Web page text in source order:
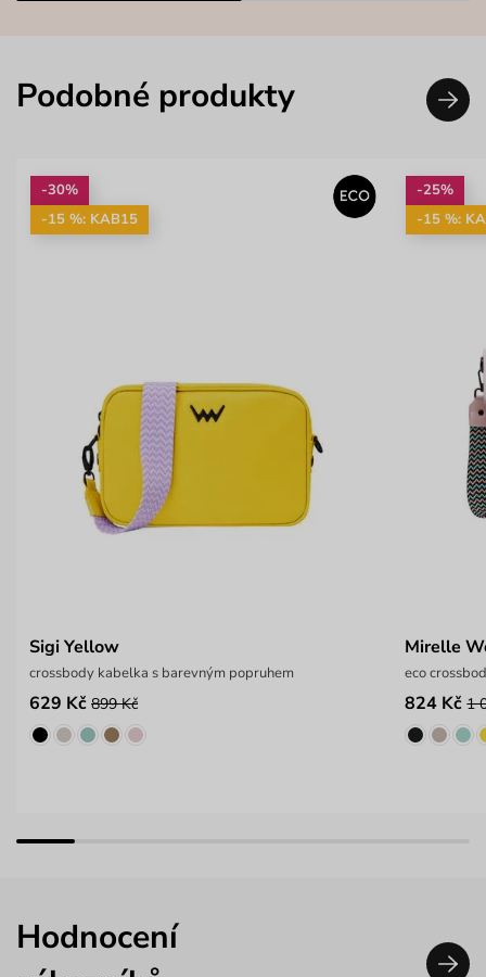
Podobné produkty
-30%
-15 %: KAB15
Sigi Yellow
crossbody kabelka s barevným popruhem
629 Kč 899 Kč
-25%
-15 %:
Mirelle
eco
824 Kč 1
Hodnocení